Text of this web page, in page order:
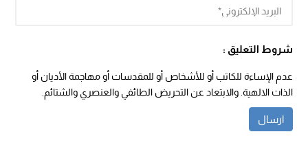
شروط التعليق :
عدم الإساءة للكاتب أو للأشخاص أو للمقدسات أو مهاجمة الأديان أو
الذات الالهية. والابتعاد عن التحريض الطائفي والعنصري والشتائم.